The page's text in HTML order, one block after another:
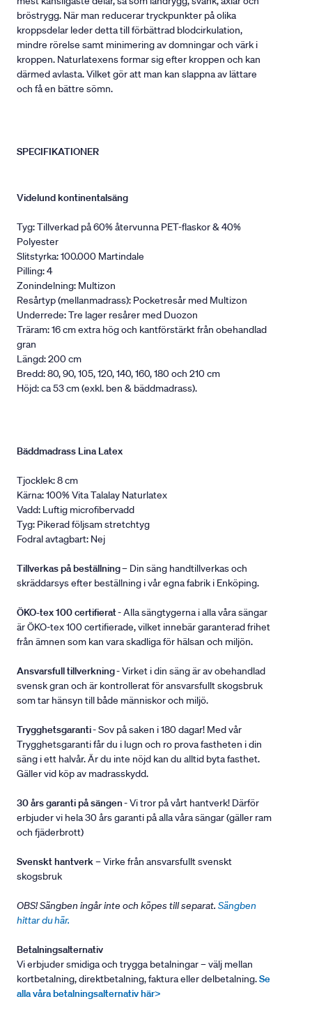
bröstrygg. När man reducerar tryckpunkter på olika
kroppsdelar leder detta till förbättrad blodcirkulation,
mindre rörelse samt minimering av domningar och värk i
kroppen. Naturlatexens formar sig efter kroppen och kan
därmed avlasta. Vilket gör att man kan slappna av lättare
och få en bättre sömn.
SPECIFIKATIONER
Videlund kontinentalsäng
Tyg: Tillverkad på 60% återvunna PET-flaskor & 40%
Polyester
Slitstyrka: 100.000 Martindale
Pilling: 4
Zonindelning: Multizon
Resårtyp (mellanmadrass): Pocketresår med Multizon
Underrede: Tre lager resårer med Duozon
Träram: 16 cm extra hög och kantförstärkt från obehandlad
gran
Längd: 200 cm
Bredd: 80, 90, 105, 120, 140, 160, 180 och 210 cm
Höjd: ca 53 cm (exkl. ben & bäddmadrass).
Bäddmadrass Lina Latex
Tjocklek: 8 cm
Kärna: 100% Vita Talalay Naturlatex
Vadd: Luftig microfibervadd
Tyg: Pikerad följsam stretchtyg
Fodral avtagbart: Nej
Tillverkas på beställning– Din säng handtillverkas och
skräddarsys efter beställning i vår egna fabrik i Enköping.
ÖKO-tex 100 certifierat- Alla sängtygerna i alla våra sängar
är ÖKO-tex 100 certifierade, vilket innebär garanterad frihet
från ämnen som kan vara skadliga för hälsan och miljön.
Ansvarsfull tillverkning- Virket i din säng är av obehandlad
svensk gran och är kontrollerat för ansvarsfullt skogsbruk
som tar hänsyn till både människor och miljö.
Trygghetsgaranti- Sov på saken i 180 dagar! Med vår
Trygghetsgaranti får du i lugn och ro prova fastheten i din
säng i ett halvår. Är du inte nöjd kan du alltid byta fasthet.
Gäller vid köp av madrasskydd.
30 års garanti på sängen- Vi tror på vårt hantverk! Därför
erbjuder vi hela 30 års garanti på alla våra sängar (gäller ram
och fjäderbrott)
Svenskt hantverk– Virke från ansvarsfullt svenskt
skogsbruk
OBS! Sängben ingår inte och köpes till separat. Sängben
hittar du här.
Betalningsalternativ
Vi erbjuder smidiga och trygga betalningar – välj mellan
kortbetalning, direktbetalning, faktura eller delbetalning.Se
alla våra betalningsalternativ här>